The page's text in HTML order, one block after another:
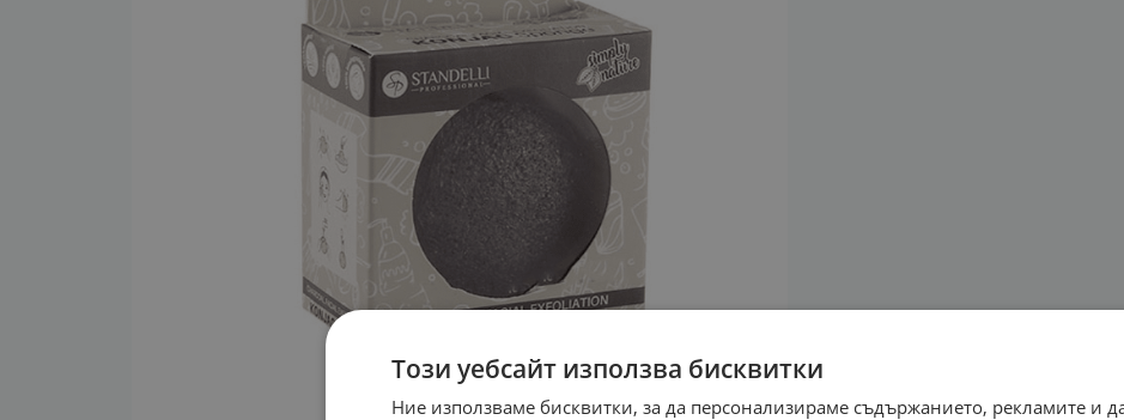
Този уебсайт използва бисквитки
Ние използваме бисквитки, за да персонализираме съдържанието, рекламите и